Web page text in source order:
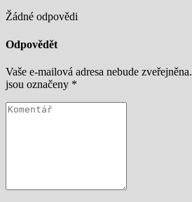
Žádné odpovědi
Odpovědět
Vaše e-mailová adresa nebude zveřejněna.
jsou označeny *